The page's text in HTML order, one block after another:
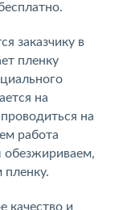
заказчику в
пленку
на
на
работа
обезжириваем,
качество и